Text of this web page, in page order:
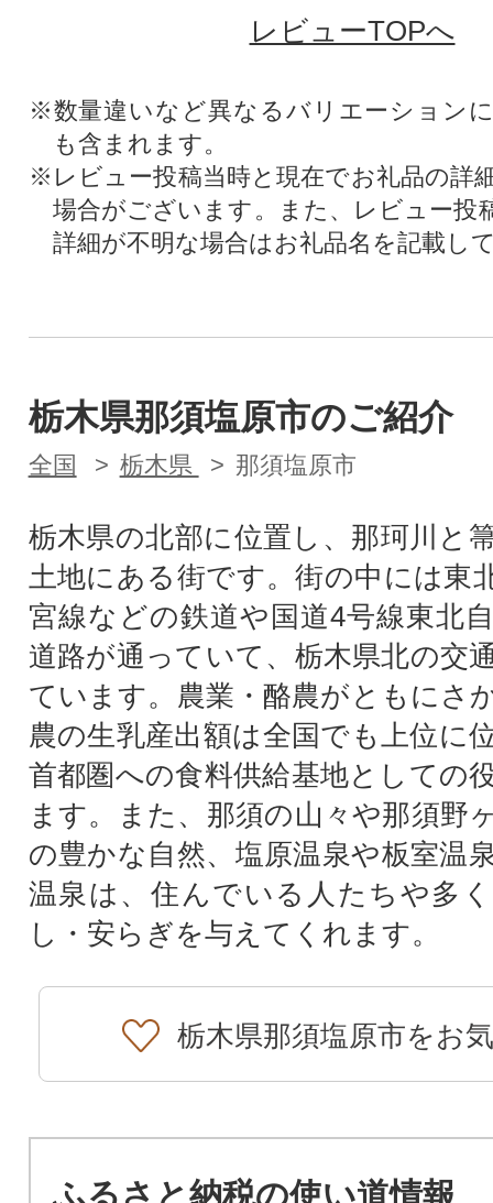
レビューTOPへ
※数量違いなど異なるバリエーション
も含まれます。
※レビュー投稿当時と現在でお礼品の詳
場合がございます。また、レビュー投
詳細が不明な場合はお礼品名を記載し
栃木県那須塩原市のご紹介
全国 栃木県 那須塩原市
栃木県の北部に位置し、那珂川と
土地にある街です。街の中には東
宮線などの鉄道や国道4号線東北
道路が通っていて、栃木県北の交
ています。農業・酪農がともにさ
農の生乳産出額は全国でも上位に
首都圏への食料供給基地としての
ます。また、那須の山々や那須野
の豊かな自然、塩原温泉や板室温
温泉は、住んでいる人たちや多
し・安らぎを与えてくれます。
栃木県那須塩原市をお
ふるさと納税の使い道情報